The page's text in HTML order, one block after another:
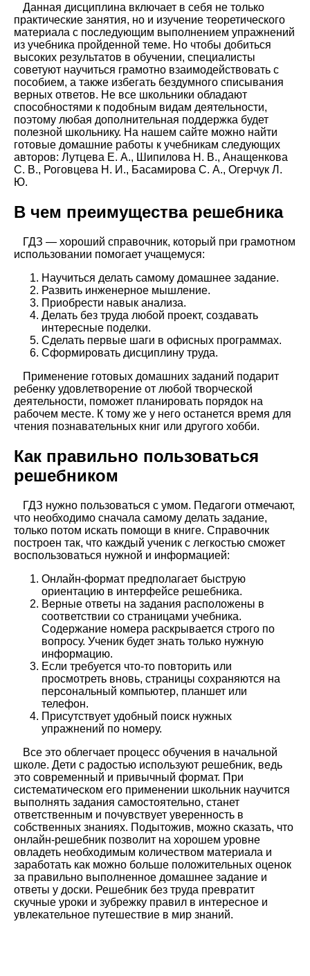
Данная дисциплина включает в себя не только
практические занятия, но и изучение теоретического
материала с последующим выполнением упражнений
из учебника пройденной теме. Но чтобы добиться
высоких результатов в обучении, специалисты
советуют научиться грамотно взаимодействовать с
пособием, а также избегать бездумного списывания
верных ответов. Не все школьники обладают
способностями к подобным видам деятельности,
поэтому любая дополнительная поддержка будет
полезной школьнику. На нашем сайте можно найти
готовые домашние работы к учебникам следующих
авторов: Лутцева Е. А., Шипилова Н. В., Анащенкова
С. В., Роговцева Н. И., Басамирова С. А., Огерчук Л.
Ю.
В чем преимущества решебника
ГДЗ — хороший справочник, который при грамотном
использовании помогает учащемуся:
Научиться делать самому домашнее задание.
Развить инженерное мышление.
Приобрести навык анализа.
Делать без труда любой проект, создавать
интересные поделки.
Сделать первые шаги в офисных программах.
Сформировать дисциплину труда.
Применение готовых домашних заданий подарит
ребенку удовлетворение от любой творческой
деятельности, поможет планировать порядок на
рабочем месте. К тому же у него останется время для
чтения познавательных книг или другого хобби.
Как правильно пользоваться
решебником
ГДЗ нужно пользоваться с умом. Педагоги отмечают,
что необходимо сначала самому делать задание,
только потом искать помощи в книге. Справочник
построен так, что каждый ученик с легкостью сможет
воспользоваться нужной и информацией:
Онлайн-формат предполагает быструю
ориентацию в интерфейсе решебника.
Верные ответы на задания расположены в
соответствии со страницами учебника.
Содержание номера раскрывается строго по
вопросу. Ученик будет знать только нужную
информацию.
Если требуется что-то повторить или
просмотреть вновь, страницы сохраняются на
персональный компьютер, планшет или
телефон.
Присутствует удобный поиск нужных
упражнений по номеру.
Все это облегчает процесс обучения в начальной
школе. Дети с радостью используют решебник, ведь
это современный и привычный формат. При
систематическом его применении школьник научится
выполнять задания самостоятельно, станет
ответственным и почувствует уверенность в
собственных знаниях. Подытожив, можно сказать, что
онлайн-решебник позволит на хорошем уровне
овладеть необходимым количеством материала и
заработать как можно больше положительных оценок
за правильно выполненное домашнее задание и
ответы у доски. Решебник без труда превратит
скучные уроки и зубрежку правил в интересное и
увлекательное путешествие в мир знаний.